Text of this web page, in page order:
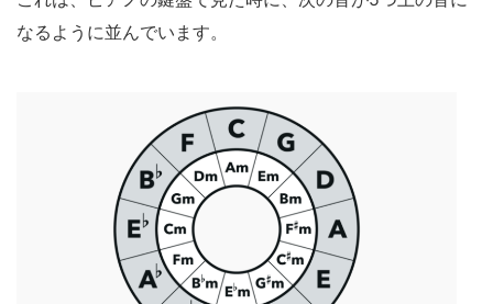
なるように並んでいます。